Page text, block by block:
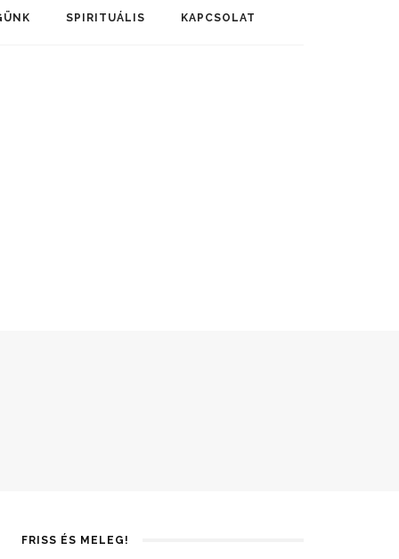
SPIRITUÁLIS KAPCSOLAT
FRISS ÉS MELEG!